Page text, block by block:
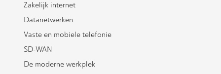
Zakelijk internet
Datanetwerken
Vaste en mobiele telefonie
SD-WAN
De moderne werkplek